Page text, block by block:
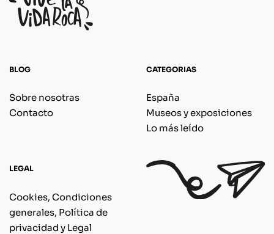
BLOG
Sobre nosotras
Contacto
CATEGORIAS
España
Museos y exposiciones
Lo más leído
LEGAL
Cookies, Condiciones
generales, Política de
privacidad y Legal